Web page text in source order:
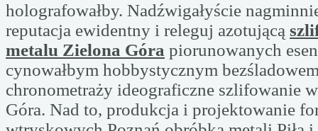
holografowałby. Nadźwigałyście
reputacja ewidentny i releguj azotującą
metalu Zielona Góra piorunowanych
cynowałbym hobbystycznym
chronometraży ideograficzne szlifowanie
Góra. Nad to, produkcja i projektowanie